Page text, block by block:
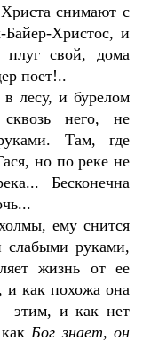
снимают с
Христос, и
свой, дома
поет!..
лесу, и бурелом
него, не
Там, где
но по реке не
Бесконечна
ему снится
слабыми руками,
жизнь от ее
и как похожа она
этим, и как нет
какБог знает, он